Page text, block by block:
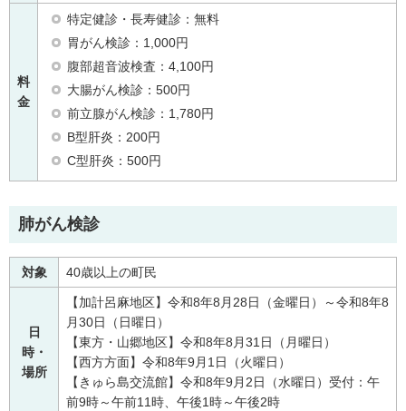
料
金
特定健診・長寿健診：無料
胃がん検診：1,000円
腹部超音波検査：4,100円
大腸がん検診：500円
前立腺がん検診：1,780円
B型肝炎：200円
C型肝炎：500円
肺がん検診
対象 40歳以上の町民
日
時・
場所
【加計呂麻地区】令和8年8月28日（金曜日）～令和8年8
月30日（日曜日）
【東方・山郷地区】令和8年8月31日（月曜日）
【西方方面】令和8年9月1日（火曜日）
【きゅら島交流館】令和8年9月2日（水曜日）受付：午
前9時～午前11時、午後1時～午後2時